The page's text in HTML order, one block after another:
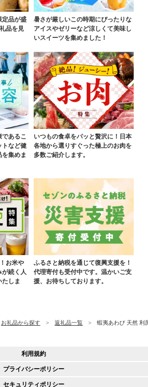
定品が盛
品を見
暑さが厳しいこの時期にぴったりな
アイスやゼリーなど涼しくて美味し
いスイーツを集めました！
であるこ
トなど健
集めま
いつもの食卓をパッと贅沢に！日本
各地から選りすぐった極上のお肉を
多数ご紹介します。
お米や
が続く人
しま
ふるさと納税を通じて復興支援を！
代理寄付も受付中です。温かいご支
援、お待ちしております。
お礼品から探す 返礼品一覧 蝦夷あわび 天然 利
利用規約
プライバシーポリシー
セキュリティポリシー